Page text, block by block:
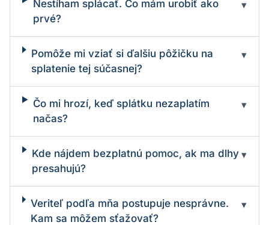
Nestíham splácať. Čo mám urobiť ako
prvé?
▾
Pomôže mi vziať si ďalšiu pôžičku na
splatenie tej súčasnej?
▾
Čo mi hrozí, keď splátku nezaplatím
načas?
▾
Kde nájdem bezplatnú pomoc, ak ma dlhy
presahujú?
▾
Veriteľ podľa mňa postupuje nesprávne.
Kam sa môžem sťažovať?
▾